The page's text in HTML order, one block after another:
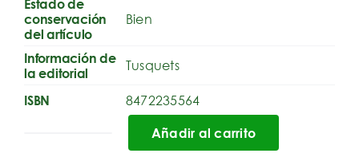
Estado de
conservación
del artículo
Bien
Información de
la editorial
Tusquets
ISBN 8472235564
Añadir al carrito